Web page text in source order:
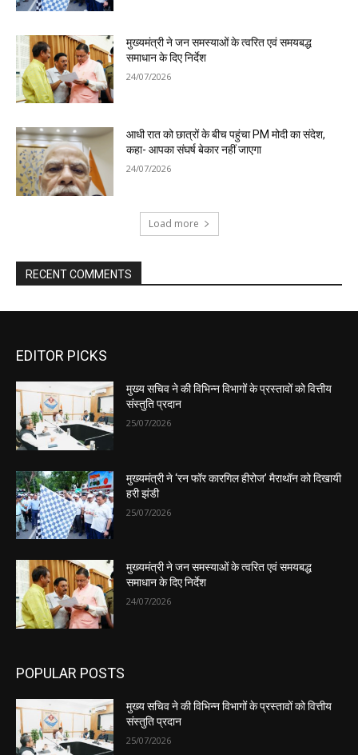
EDITOR PICKS
मुख्य सचिव ने की विभिन्न विभागों के प्रस्तावों को वित्तीय
संस्तुति प्रदान
25/07/2026
मुख्यमंत्री ने ‘रन फॉर कारगिल हीरोज’ मैराथॉन को दिखायी
हरी झंडी
25/07/2026
मुख्यमंत्री ने जन समस्याओं के त्वरित एवं समयबद्ध
समाधान के दिए निर्देश
24/07/2026
POPULAR POSTS
मुख्य सचिव ने की विभिन्न विभागों के प्रस्तावों को वित्तीय
संस्तुति प्रदान
25/07/2026